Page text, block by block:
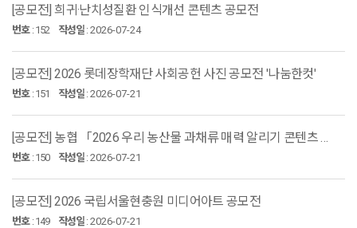
[공모전] 희귀·난치성질환 인식개선 콘텐츠 공모전
번호:152 작성일 :2026-07-24
[공모전] 2026 롯데장학재단 사회공헌 사진 공모전 '나눔한컷'
번호:151 작성일 :2026-07-21
[공모전] 농협 「2026 우리 농산물 과채류 매력 알리기 콘텐츠 공모전」
번호:150 작성일 :2026-07-21
[공모전] 2026 국립서울현충원 미디어아트 공모전
번호:149 작성일 :2026-07-21